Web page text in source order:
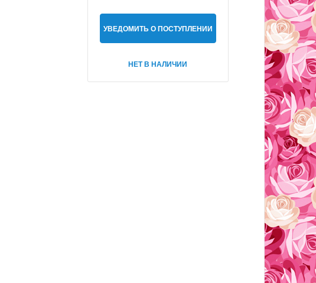
УВЕДОМИТЬ О ПОСТУПЛЕНИИ
НЕТ В НАЛИЧИИ